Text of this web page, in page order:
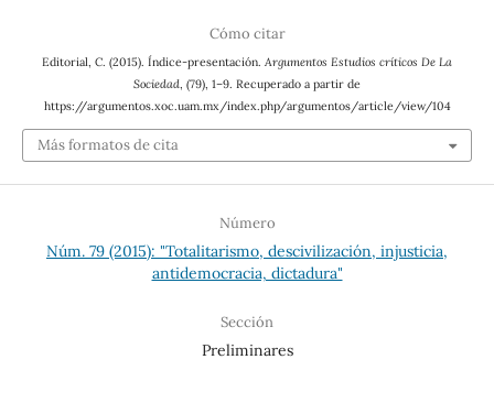
Cómo citar
Editorial, C. (2015). Índice-presentación. Argumentos Estudios críticos De La
Sociedad, (79), 1–9. Recuperado a partir de
https://argumentos.xoc.uam.mx/index.php/argumentos/article/view/104
Más formatos de cita
Número
Núm. 79 (2015): "Totalitarismo, descivilización, injusticia,
antidemocracia, dictadura"
Sección
Preliminares